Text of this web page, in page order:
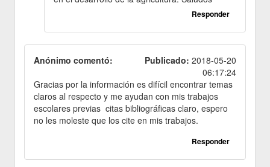
Responder
Anónimo comentó: Publicado: 2018-05-20
06:17:24
Gracias por la información es difícil encontrar temas
claros al respecto y me ayudan con mis trabajos
escolares previas citas bibliográficas claro, espero
no les moleste que los cite en mis trabajos.
Responder